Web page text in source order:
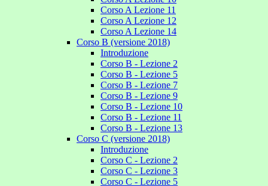
Corso A Lezione 11
Corso A Lezione 12
Corso A Lezione 14
Corso B (versione 2018)
Introduzione
Corso B - Lezione 2
Corso B - Lezione 5
Corso B - Lezione 7
Corso B - Lezione 9
Corso B - Lezione 10
Corso B - Lezione 11
Corso B - Lezione 13
Corso C (versione 2018)
Introduzione
Corso C - Lezione 2
Corso C - Lezione 3
Corso C - Lezione 5